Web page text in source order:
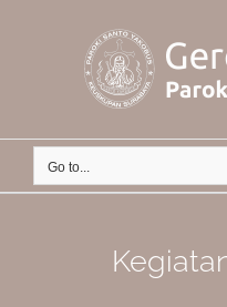
Go to...